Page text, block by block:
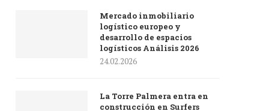
Mercado inmobiliario
logístico europeo y
desarrollo de espacios
logísticos Análisis 2026
24.02.2026
La Torre Palmera entra en
construcción en Surfers